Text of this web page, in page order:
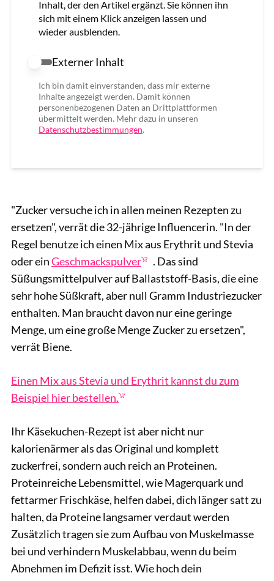
Inhalt, der den Artikel ergänzt. Sie können ihn
sich mit einem Klick anzeigen lassen und
wieder ausblenden.
Externer Inhalt erlauben
Externer Inhalt
Ich bin damit einverstanden, dass mir externe
Inhalte angezeigt werden. Damit können
personenbezogenen Daten an Drittplattformen
übermittelt werden. Mehr dazu in unseren
Datenschutzbestimmungen.
"Zucker versuche ich in allen meinen Rezepten zu
ersetzen", verrät die 32-jährige Influencerin. "In der
Regel benutze ich einen Mix aus Erythrit und Stevia
oder einGeschmackspulver
. Das sind
Süßungsmittelpulver auf Ballaststoff-Basis, die eine
sehr hohe Süßkraft, aber null Gramm Industriezucker
enthalten. Man braucht davon nur eine geringe
Menge, um eine große Menge Zucker zu ersetzen",
verrät Biene.
Einen Mix aus Stevia und Erythrit kannst du zum
Beispiel hier bestellen.
Ihr Käsekuchen-Rezept ist aber nicht nur
kalorienärmer als das Original und komplett
zuckerfrei, sondern auch reich an Proteinen.
Proteinreiche Lebensmittel, wie Magerquark und
fettarmer Frischkäse, helfen dabei, dich länger satt zu
halten, da Proteine langsamer verdaut werden
Zusätzlich tragen sie zum Aufbau von Muskelmasse
bei und verhindern Muskelabbau, wenn du beim
Abnehmen im Defizit isst. Wie hoch dein